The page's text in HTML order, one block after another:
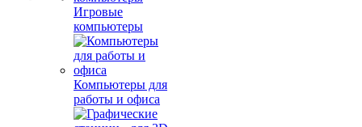
Игровые
компьютеры
Компьютеры для
работы и офиса